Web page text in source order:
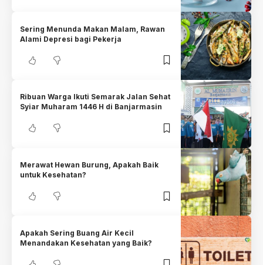
Sering Menunda Makan Malam, Rawan
Alami Depresi bagi Pekerja
Ribuan Warga Ikuti Semarak Jalan Sehat
Syiar Muharam 1446 H di Banjarmasin
Merawat Hewan Burung, Apakah Baik
untuk Kesehatan?
Apakah Sering Buang Air Kecil
Menandakan Kesehatan yang Baik?